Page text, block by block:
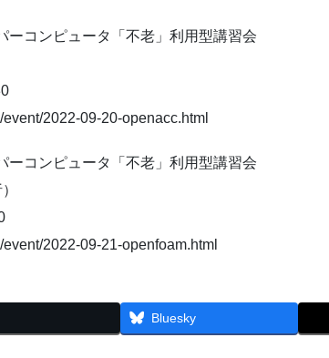
ーコンピュータ「不老」利用型講習会
2022-09-20-openacc.html
ーコンピュータ「不老」利用型講習会
2022-09-21-openfoam.html
Bluesky